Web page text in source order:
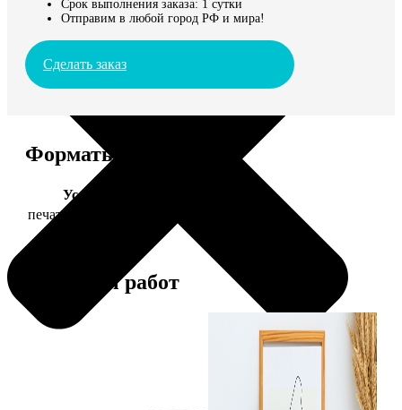
Срок выполнения заказа: 1 сутки
Отправим в любой город РФ и мира!
Сделать заказ
Форматы и цены
Услуга
печать фото 13х18
Примеры работ